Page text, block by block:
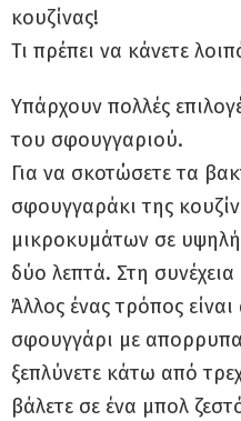
κουζίνας!
Τι πρέπει να κάνετε
Υπάρχουν πολλές
του σφουγγαριού.
Για να σκοτώσετε τα
σφουγγαράκι της
μικροκυμάτων σε
δύο λεπτά. Στη
Άλλος ένας τρόπος
σφουγγάρι με
ξεπλύνετε κάτω από
βάλετε σε ένα μπολ